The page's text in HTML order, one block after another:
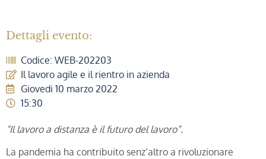
Dettagli evento:
Codice: WEB-202203
Il lavoro agile e il rientro in azienda
Giovedi 10 marzo 2022
15:30
“Il lavoro a distanza è il futuro del lavoro”.
La pandemia ha contribuito senz’altro a rivoluzionare